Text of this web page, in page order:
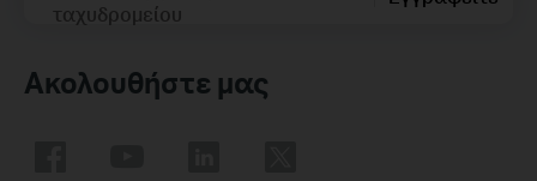
ταχυδρομείου
Ακολουθήστε μας